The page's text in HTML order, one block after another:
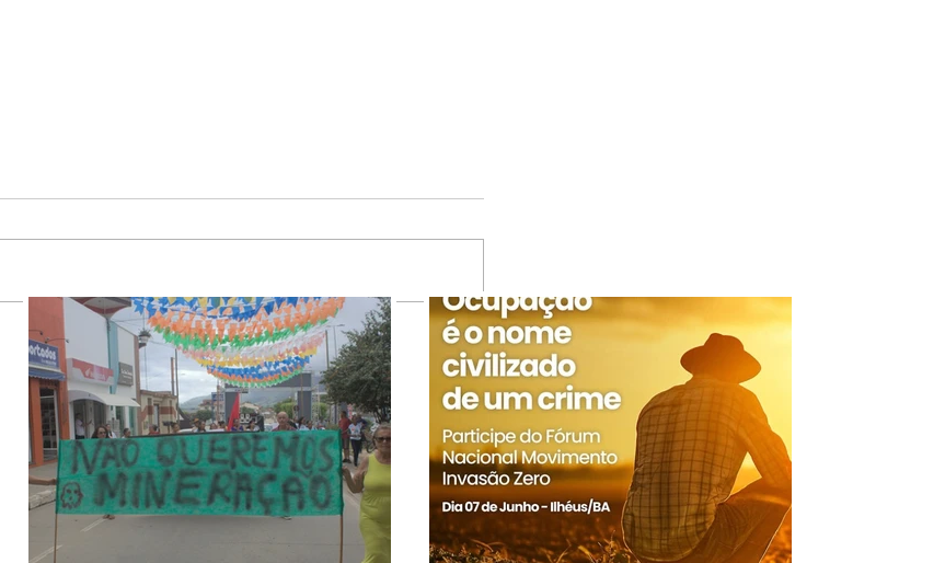
Movimento popular de meio
ambiente age para impedir
mineração nas serras de
Itarantim
Movimento que organiza
milícias rurais e persegue
lutadores populares realizará
Fórum Nacional em Ilhéus
em junho